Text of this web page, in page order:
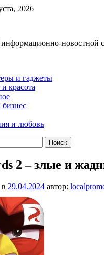
2026
новостной
и гаджеты
красота
и любовь
2 – злые и
29.04.2024 автор: